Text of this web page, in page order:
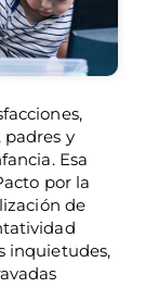
y
Esa
por la
de
inquietudes,